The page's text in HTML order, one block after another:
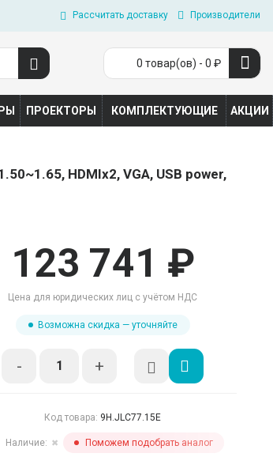
Рассчитать доставку Производители
0 товар(ов) - 0 ₽
ПРОЕКТОРЫ КОМПЛЕКТУЮЩИЕ АКЦИИ
HDMIx2, VGA, USB power,
123 741 ₽
Цена для юридических лиц с учётом НДС
Возможна скидка — уточняйте
- +
Код товара: 9H.JLC77.15E
Наличие: ✖ Поможем подобрать аналог